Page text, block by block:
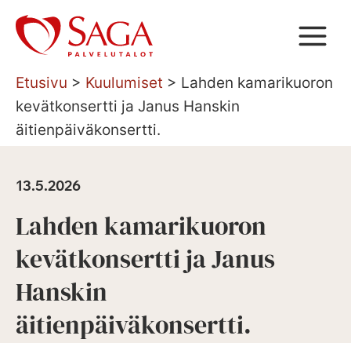
Siirry
sisältöön
Etusivu > Kuulumiset > Lahden kamarikuoron
kevätkonsertti ja Janus Hanskin
äitienpäiväkonsertti.
13.5.2026
Lahden kamarikuoron
kevätkonsertti ja Janus
Hanskin
äitienpäiväkonsertti.